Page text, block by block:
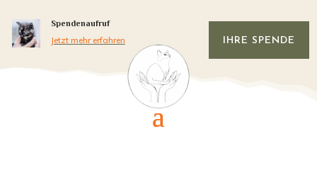
Spendenaufruf
Jetzt mehr erfahren IHRE SPENDE